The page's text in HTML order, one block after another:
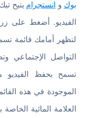
بوك و انستجرام يتيح
الفيديو. أضغط على
لتظهر أمامك قائمة
التواصل الإجتماعي
تسمح بحفظ الفيديو
الموجودة في هذه
العلامة المائية